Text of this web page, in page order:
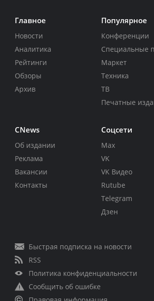
Главное
Новости
Аналитика
Рейтинги
Обзоры
Архив
Популярное
Конференции
Специальные
Маркет
Техника
ТВ
Печатные
CNews
Об издании
Реклама
Вакансии
Контакты
Соцсети
Max
VK
VK Видео
Rutube
Telegram
Дзен
Быстрая подписка на новости
RSS
Политика конфиденциальности
Сообщить об ошибке